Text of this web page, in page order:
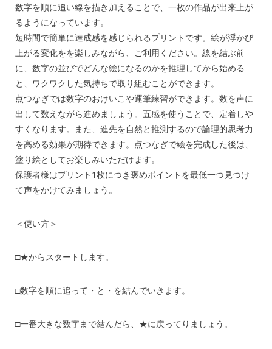
数字を順に追い線を描き加えることで、一枚の作品が出来上が
るようになっています。
短時間で簡単に達成感を感じられるプリントです。絵が浮かび
上がる変化をを楽しみながら、ご利用ください。線を結ぶ前
に、数字の並びでどんな絵になるのかを推理してから始める
と、ワクワクした気持ちで取り組むことができます。
点つなぎでは数字のおけいこや運筆練習ができます。数を声に
出して数えながら進めましょう。五感を使うことで、定着しや
すくなります。また、進先を自然と推測するので論理的思考力
を高める効果が期待できます。点つなぎで絵を完成した後は、
塗り絵としてお楽しみいただけます。
保護者様はプリント1枚につき褒めポイントを最低一つ見つけ
て声をかけてみましょう。
＜使い方＞
□★からスタートします。
□数字を順に追って・と・を結んでいきます。
□一番大きな数字まで結んだら、★に戻ってりましょう。